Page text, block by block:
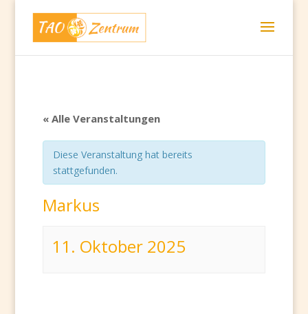
« Alle Veranstaltungen
Diese Veranstaltung hat bereits
stattgefunden.
Markus
11. Oktober 2025